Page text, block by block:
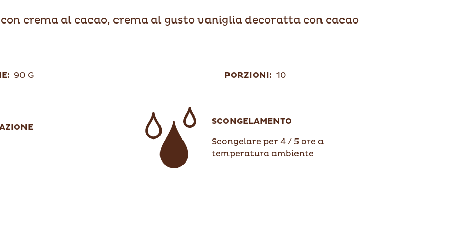
crema al cacao, crema al gusto vaniglia decoratta con cacao
90 G PORZIONI: 10
SCONGELAMENTO
Scongelare per 4 / 5 ore a
temperatura ambiente